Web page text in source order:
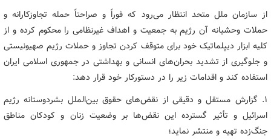
از سازمان ملل متحد انتظار می‌رود که فوراً و صراحتاً حمله تجاوزکارانه و
حملات وحشیانه آن رژیم به جمعیت و اهداف غیرنظامی را محکوم کرده و از
کلیه ابزار دیپلماتیک خود برای متوقف کردن تجاوز و حملات رژیم صهیونیستی
و جلوگیری از تشدید بحران‌های انسانی و بهداشتی در جمهوری اسلامی ایران
استفاده کند و اقدامات زیر را در دستورکار خود قرار دهد:
۱. گزارش مستقل و دقیقی از نقض‌های حقوق بین‌الملل بشردوستانه رژیم
اسرائیل و تأثیر گسترده این نقض‌ها بر وضعیت زنان و کودکان مناطق
جنگ‌زده تهیه و منتشر نماید؛